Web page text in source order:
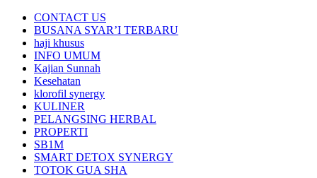
CONTACT US
BUSANA SYAR’I TERBARU
haji khusus
INFO UMUM
Kajian Sunnah
Kesehatan
klorofil synergy
KULINER
PELANGSING HERBAL
PROPERTI
SB1M
SMART DETOX SYNERGY
TOTOK GUA SHA